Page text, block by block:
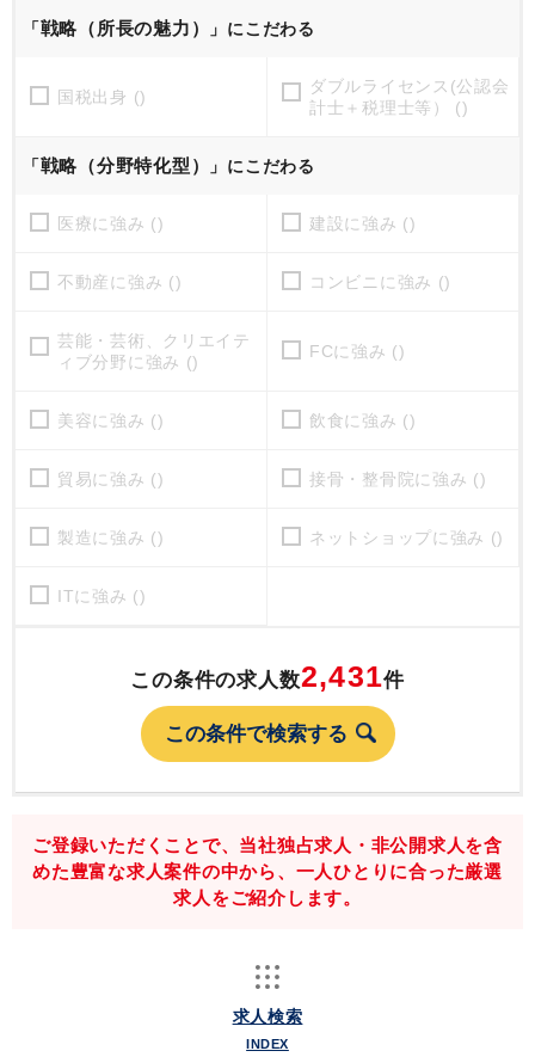
「戦略（所長の魅力） 」にこだわる
国税出身 ()
ダブルライセンス(公認会
計士＋税理士等） ()
「戦略（分野特化型） 」にこだわる
医療に強み () 建設に強み ()
不動産に強み () コンビニに強み ()
芸能・芸術、クリエイテ
ィブ分野に強み ()
FCに強み ()
美容に強み () 飲食に強み ()
貿易に強み () 接骨・整骨院に強み ()
製造に強み () ネットショップに強み ()
ITに強み ()
この条件の求人数2,431件
ご登録いただくことで、当社独占求人・非公開求人を含
めた豊富な求人案件の中から、一人ひとりに合った厳選
求人をご紹介します。
求人検索
INDEX